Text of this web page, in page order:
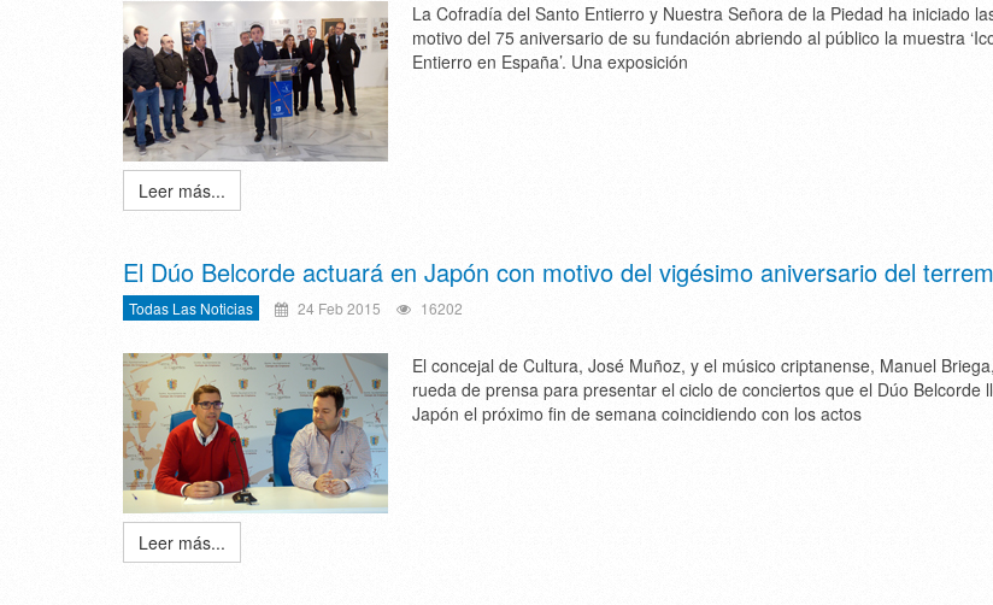
La Cofradía del Santo Entierro y Nuestra Señora de la Piedad ha iniciado
motivo del 75 aniversario de su fundación abriendo al público la muestra
Entierro en España’. Una exposición
Leer más...
El Dúo Belcorde actuará en Japón con motivo del vigésimo aniversario del
Todas Las Noticias 24 Feb 2015 16202
El concejal de Cultura, José Muñoz, y el músico criptanense, Manuel
rueda de prensa para presentar el ciclo de conciertos que el Dúo Belcorde
Japón el próximo fin de semana coincidiendo con los actos
Leer más...